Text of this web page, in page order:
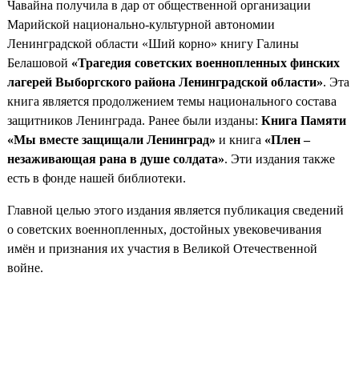
Чавайна получила в дар от общественной организации
Марийской национально-культурной автономии
Ленинградской области «Ший корно» книгу Галины
Белашовой «Трагедия советских военнопленных финских
лагерей Выборгского района Ленинградской области». Эта
книга является продолжением темы национального состава
защитников Ленинграда. Ранее были изданы: Книга Памяти
«Мы вместе защищали Ленинград» и книга «Плен –
незаживающая рана в душе солдата». Эти издания также
есть в фонде нашей библиотеки.
Главной целью этого издания является публикация сведений
о советских военнопленных, достойных увековечивания
имён и признания их участия в Великой Отечественной
войне.